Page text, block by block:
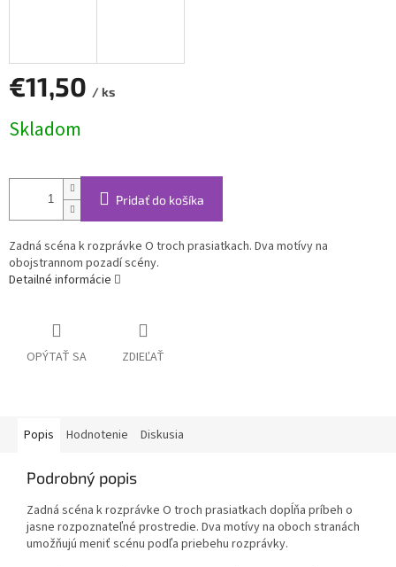
€11,50 / ks
cena:
Skladom
Pridať do košíka
Zadná scéna k rozprávke O troch prasiatkach. Dva motívy na
obojstrannom pozadí scény.
Detailné informácie
OPÝTAŤ SA ZDIEĽAŤ
Popis Hodnotenie Diskusia
Podrobný popis
Zadná scéna k rozprávke O troch prasiatkach dopĺňa príbeh o
jasne rozpoznateľné prostredie. Dva motívy na oboch stranách
umožňujú meniť scénu podľa priebehu rozprávky.